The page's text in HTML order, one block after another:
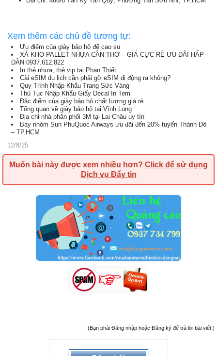
Xem thêm các chủ đề tương tự:
Ưu điểm của giày bảo hộ đế cao su
XẢ KHO PALLET NHỰA CẦN THƠ – GIÁ CỰC RẺ ƯU ĐÃI HẤP
DẪN 0937.612.822
In thẻ nhựa, thẻ vip tại Phan Thiết
Cài eSIM du lịch cần phải gỡ eSIM di động ra không?
Quy Trình Nhập Khẩu Trang Sức Vàng
Thủ Tục Nhập Khẩu Giấy Decal In Tem
Đặc điểm của giày bảo hộ chất lượng giá rẻ
Tổng quan về giày bảo hộ tại Vĩnh Long
Địa chỉ nhà phân phối 3M tại Lai Châu uy tín
Bay nhóm Sun PhuQuoc Airways ưu đãi đến 20% tuyến Thành Đô
– TP.HCM
12/8/25
Muốn bài này được xem nhiều hơn? Click để sử dụng
Dịch vụ Đẩy tin
(Bạn phải Đăng nhập hoặc Đăng ký để trả lời bài viết.)